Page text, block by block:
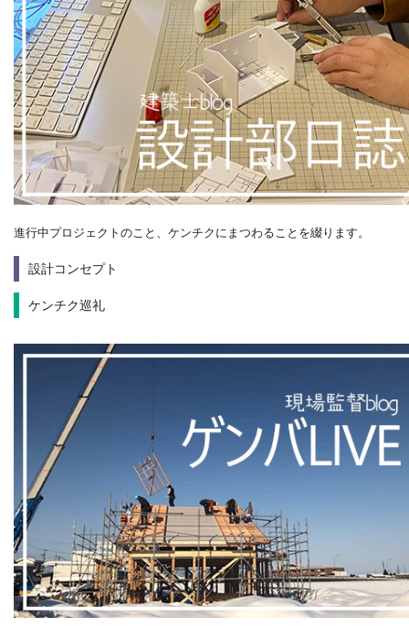
進行中プロジェクトのこと、ケンチクにまつわることを綴ります。
設計コンセプト
ケンチク巡礼